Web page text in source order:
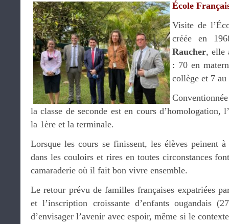
École
Visite de
créée en
Raucher, elle
: 70 en
collège et 7 au
la classe de seconde est en cours d’homologation,
la 1ère et la terminale.
Lorsque les cours se finissent, les élèves peinent
dans les couloirs et rires en toutes circonstances
camaraderie où il fait bon vivre ensemble.
Le retour prévu de familles françaises expatriées
et l’inscription croissante d’enfants ougandais
d’envisager l’avenir avec espoir, même si le